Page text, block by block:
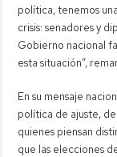
política, tenemos
crisis: senadores y
Gobierno nacional
esta situación”,
En su mensaje
política de ajuste,
quienes piensan
que las elecciones